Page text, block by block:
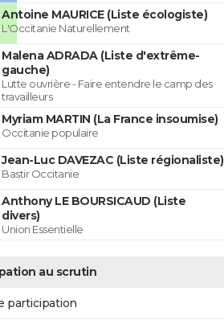
Antoine MAURICE (Liste écologiste)
L'Occitanie Naturellement
Malena ADRADA (Liste d'extrême-
gauche)
Lutte ouvrière - Faire entendre le camp des
travailleurs
Myriam MARTIN (La France insoumise)
Occitanie populaire
Jean-Luc DAVEZAC (Liste régionaliste)
Bastir Occitanie
Anthony LE BOURSICAUD (Liste
divers)
Union Essentielle
au scrutin
participation